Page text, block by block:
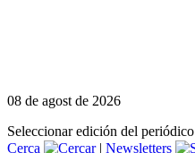
08 de agost de 2026
Seleccionar edición del periódico
Cerca
| Newsletters